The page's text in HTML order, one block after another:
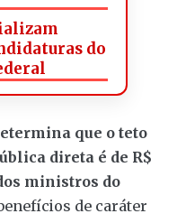
do
que o teto
direta é de R$
ministros do
de caráter